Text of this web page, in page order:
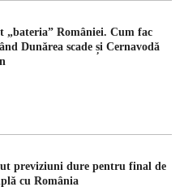
„bateria” României. Cum fac
Dunărea scade și Cernavodă
previziuni dure pentru final de
cu România